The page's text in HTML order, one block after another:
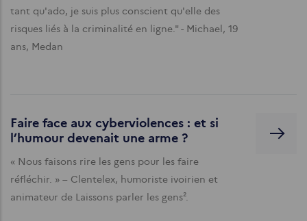
tant qu'ado, je suis plus conscient qu'elle des
risques liés à la criminalité en ligne." - Michael, 19
ans, Medan
Faire face aux cyberviolences : et si
l’humour devenait une arme ?
« Nous faisons rire les gens pour les faire
réfléchir. » – Clentelex, humoriste ivoirien et
animateur de Laissons parler les gens².